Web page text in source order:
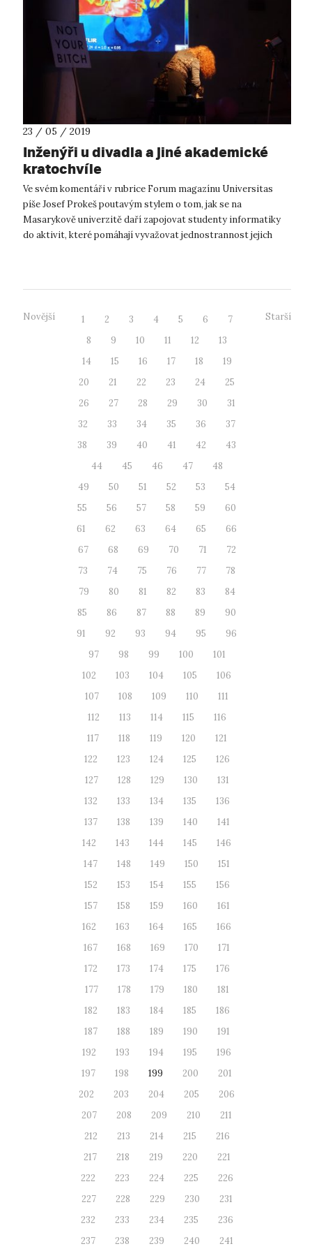
23 / 05 / 2019
Inženýři u divadla a jiné akademické
kratochvíle
Ve svém komentáři v rubrice Forum magazínu Universitas
píše Josef Prokeš poutavým stylem o tom, jak se na
Masarykově univerzitě daří zapojovat studenty informatiky
do aktivit, které pomáhají vyvažovat jednostrannost jejich
Novější 1 2 3 4 5 6
7
8
9 10 11 12
13
14
15 16 17 18
19
20
21 22 23 24
25
26
27 28 29 30
31
32
33 34 35 36
37
38
39 40 41 42
43
44
45 46 47
48
49
50 51 52 53
54
55
56 57 58 59
60
61
62 63 64 65
66
67
68 69 70 71
72
73
74 75 76 77
78
79
80 81 82 83
84
85
86 87 88 89
90
91
92 93 94 95
96
97
98 99 100
101
102
103 104 105
106
107
108 109 110
111
112
113 114 115
116
117
118 119 120
121
122
123 124 125
126
127
128 129 130
131
132
133 134 135
136
137
138 139 140
141
142
143 144 145
146
147
148 149 150
151
152
153 154 155
156
157
158 159 160
161
162
163 164 165
166
167
168 169 170
171
172
173 174 175
176
177
178 179 180
181
182
183 184 185
186
187
188 189 190
191
192
193 194 195
196
197
198 199 200
201
202
203 204 205
206
207
208 209 210
211
212
213 214 215
216
217
218 219 220
221
222
223 224 225
226
227
228 229 230
231
232
233 234 235
236
237
238 239 240
241
Starší